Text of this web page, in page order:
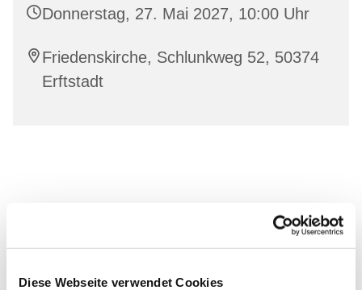
Diese Webseite verwendet Cookies
Donnerstag, 27. Mai 2027, 10:00 Uhr
Friedenskirche, Schlunkweg 52, 50374
Erftstadt